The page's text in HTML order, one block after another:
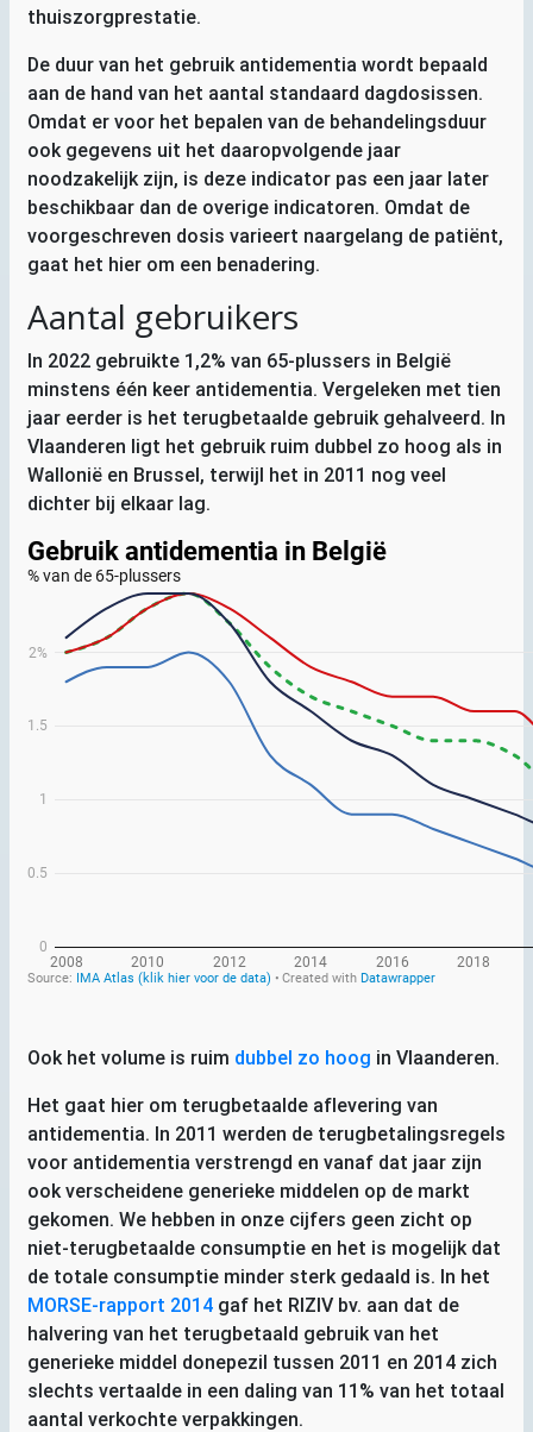
thuiszorgprestatie.
De duur van het gebruik antidementia wordt bepaald
aan de hand van het aantal standaard dagdosissen.
Omdat er voor het bepalen van de behandelingsduur
ook gegevens uit het daaropvolgende jaar
noodzakelijk zijn, is deze indicator pas een jaar later
beschikbaar dan de overige indicatoren. Omdat de
voorgeschreven dosis varieert naargelang de patiënt,
gaat het hier om een benadering.
Aantal gebruikers
In 2022 gebruikte 1,2% van 65-plussers in België
minstens één keer antidementia. Vergeleken met tien
jaar eerder is het terugbetaalde gebruik gehalveerd. In
Vlaanderen ligt het gebruik ruim dubbel zo hoog als in
Wallonië en Brussel, terwijl het in 2011 nog veel
dichter bij elkaar lag.
Ook het volume is ruim dubbel zo hoog in Vlaanderen.
Het gaat hier om terugbetaalde aflevering van
antidementia. In 2011 werden de terugbetalingsregels
voor antidementia verstrengd en vanaf dat jaar zijn
ook verscheidene generieke middelen op de markt
gekomen. We hebben in onze cijfers geen zicht op
niet-terugbetaalde consumptie en het is mogelijk dat
de totale consumptie minder sterk gedaald is. In het
MORSE-rapport 2014 gaf het RIZIV bv. aan dat de
halvering van het terugbetaald gebruik van het
generieke middel donepezil tussen 2011 en 2014 zich
slechts vertaalde in een daling van 11% van het totaal
aantal verkochte verpakkingen.